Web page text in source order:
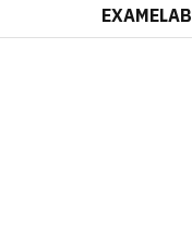
EXAMELAB